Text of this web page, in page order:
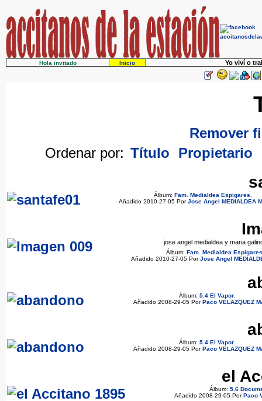
Hola invitado Inicio Yo viví o
Remover
Ordenar por: Título Propietario
Álbum: Fam. Medialdea Espigares
Añadido 2010-27-05 PorJose Angel MEDIALDEA
jose angel medialdea y maria
Álbum: Fam. Medialdea Espigares
Añadido 2010-27-05 PorJose Angel
Álbum: 5.4 El Vapor.
Añadido 2008-29-05 PorPaco VELAZQUEZ
Álbum: 5.4 El Vapor.
Añadido 2008-29-05 PorPaco VELAZQUEZ
el
Álbum: 5.6
Añadido 2008-29-05 PorPaco